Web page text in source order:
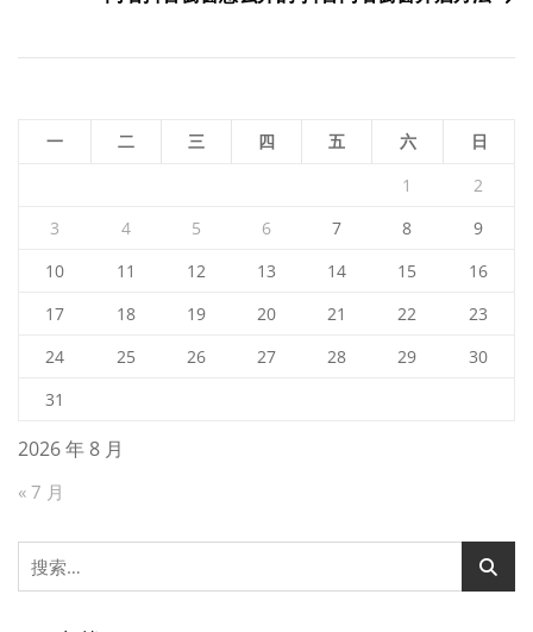
2026 年 8 月
一 二 三 四 五 六
日
1
2
3
4 5 6 7 8
9
10
11 12 13 14 15
16
17
18 19 20 21 22
23
24
25 26 27 28 29
30
31
« 7 月
搜
索：